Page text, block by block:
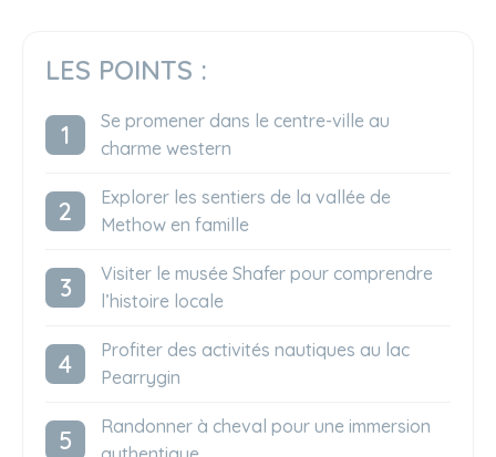
LES POINTS :
Se promener dans le centre-ville au
charme western
Explorer les sentiers de la vallée de
Methow en famille
Visiter le musée Shafer pour comprendre
l’histoire locale
Profiter des activités nautiques au lac
Pearrygin
Randonner à cheval pour une immersion